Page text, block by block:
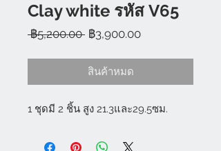
Clay white รหัส V65
฿5,200.00 ราคา
฿3,900.00ราคา
สินค้าหมด
1 ชุดมี 2 ชิ้น สูง 21.3และ29.5ซม.